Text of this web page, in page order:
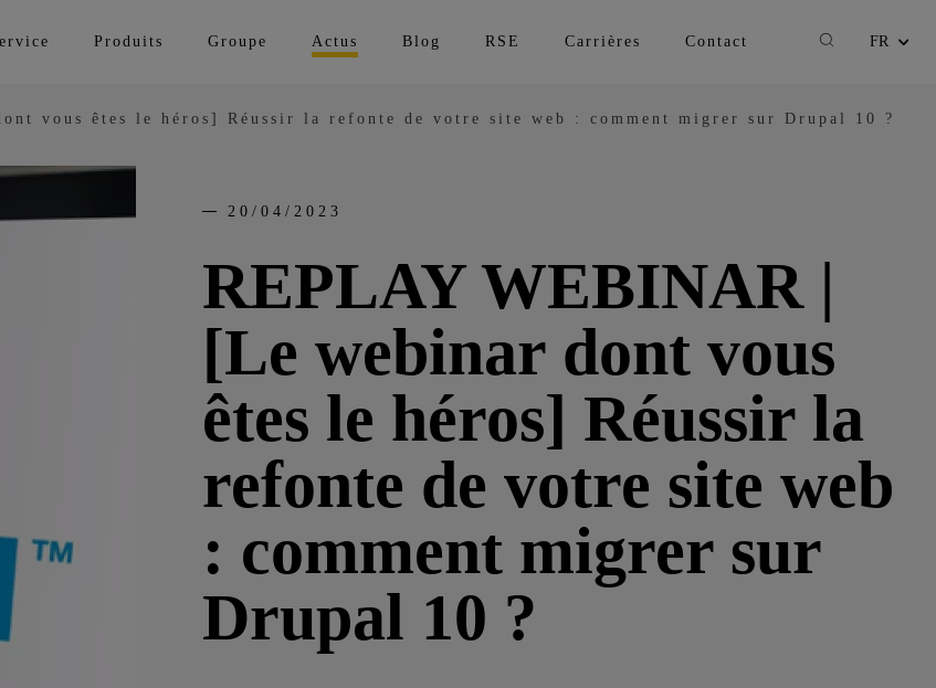
Produits Groupe Actus Blog RSE Carrières Contact Recherche
Changer la
FR
vous êtes le héros] Réussir la refonte de votre site web : comment migrer sur Drupal 10 ?
REPLAY WEBINAR |
[Le webinar dont vous
êtes le héros] Réussir la
refonte de votre site web
: comment migrer sur
Drupal 10 ?
20/04/2023